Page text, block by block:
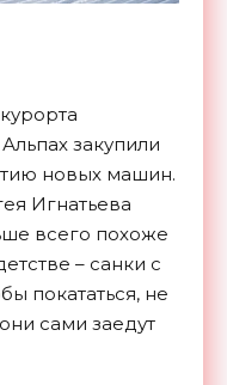
закупили
новых машин.
Игнатьева
всего похоже
– санки с
покататься, не
сами заедут